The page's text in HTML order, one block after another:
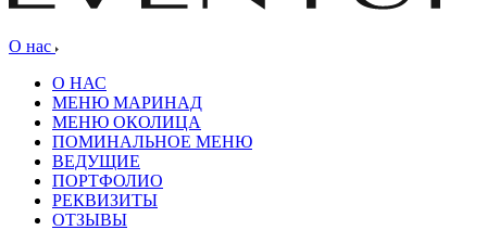
О нас
О НАС
МЕНЮ МАРИНАД
МЕНЮ ОКОЛИЦА
ПОМИНАЛЬНОЕ МЕНЮ
ВЕДУЩИЕ
ПОРТФОЛИО
РЕКВИЗИТЫ
ОТЗЫВЫ